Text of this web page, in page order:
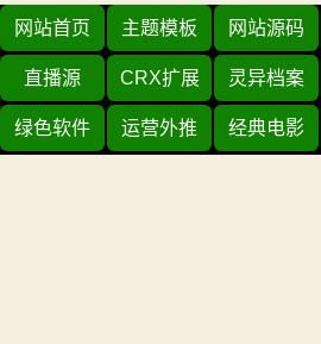
网站首页 主题模板 网站源码
直播源 CRX扩展 灵异档案
绿色软件 运营外推 经典电影